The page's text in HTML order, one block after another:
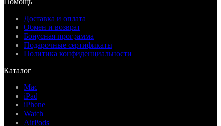
Доставка и оплата
Обмен и возврат
Бонусная программа
Подарочные сертификаты
Политика конфиденциальности
Каталог
Mac
iPad
iPhone
Watch
AirPods